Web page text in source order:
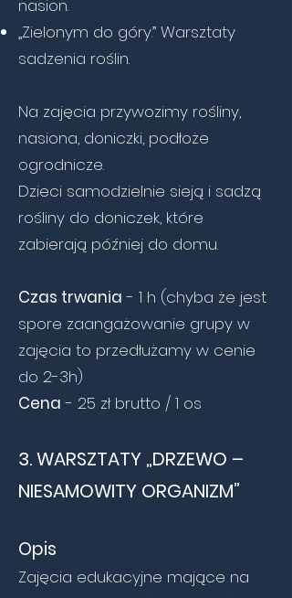
nasion.
„Zielonym do góry.” Warsztaty
sadzenia roślin.
Na zajęcia przywozimy rośliny,
nasiona, doniczki, podłoże
ogrodnicze.
Dzieci samodzielnie sieją i sadzą
rośliny do doniczek, które
zabierają później do domu.
Czas trwania - 1 h (chyba że jest
spore zaangażowanie grupy w
zajęcia to przedłużamy w cenie
do 2-3h)
Cena - 25 zł brutto / 1 os
3. WARSZTATY „DRZEWO –
NIESAMOWITY ORGANIZM”
Opis
Zajęcia edukacyjne mające na